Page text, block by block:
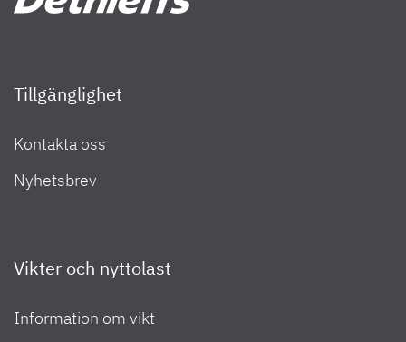
Tillgänglighet
Kontakta oss
Nyhetsbrev
Vikter och nyttolast
Information om vikt